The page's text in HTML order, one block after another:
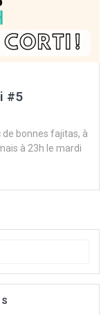
#5
bonnes fajitas, à
à 23h le mardi